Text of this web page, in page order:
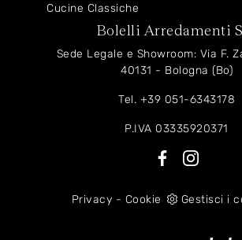
Cucine Classiche
Bolelli Arredamenti
Sede Legale e Showroom: Via F.
40131 - Bologna (Bo)
Tel. +39 051-6343178
P.IVA 03335920371
Privacy - Cookie Gestisci i